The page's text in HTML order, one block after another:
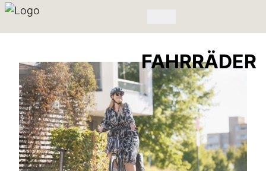
FAHRRÄDER